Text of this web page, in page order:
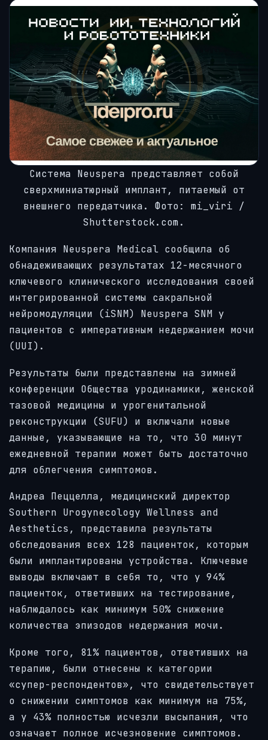
Система Neuspera представляет собой
сверхминиатюрный имплант, питаемый от
внешнего передатчика. Фото: mi_viri /
Shutterstock.com.
Компания Neuspera Medical сообщила об
обнадеживающих результатах 12-месячного
ключевого клинического исследования своей
интегрированной системы сакральной
нейромодуляции (iSNM) Neuspera SNM у
пациентов с императивным недержанием мочи
(UUI).
Результаты были представлены на зимней
конференции Общества уродинамики, женской
тазовой медицины и урогенитальной
реконструкции (SUFU) и включали новые
данные, указывающие на то, что 30 минут
ежедневной терапии может быть достаточно
для облегчения симптомов.
Андреа Пеццелла, медицинский директор
Southern Urogynecology Wellness and
Aesthetics, представила результаты
обследования всех 128 пациенток, которым
были имплантированы устройства. Ключевые
выводы включают в себя то, что у 94%
пациенток, ответивших на тестирование,
наблюдалось как минимум 50% снижение
количества эпизодов недержания мочи.
Кроме того, 81% пациентов, ответивших на
терапию, были отнесены к категории
«супер-респондентов», что свидетельствует
о снижении симптомов как минимум на 75%,
а у 43% полностью исчезли высыпания, что
означает полное исчезновение симптомов.